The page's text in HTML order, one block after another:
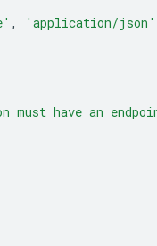
, 'application/json'
must have an